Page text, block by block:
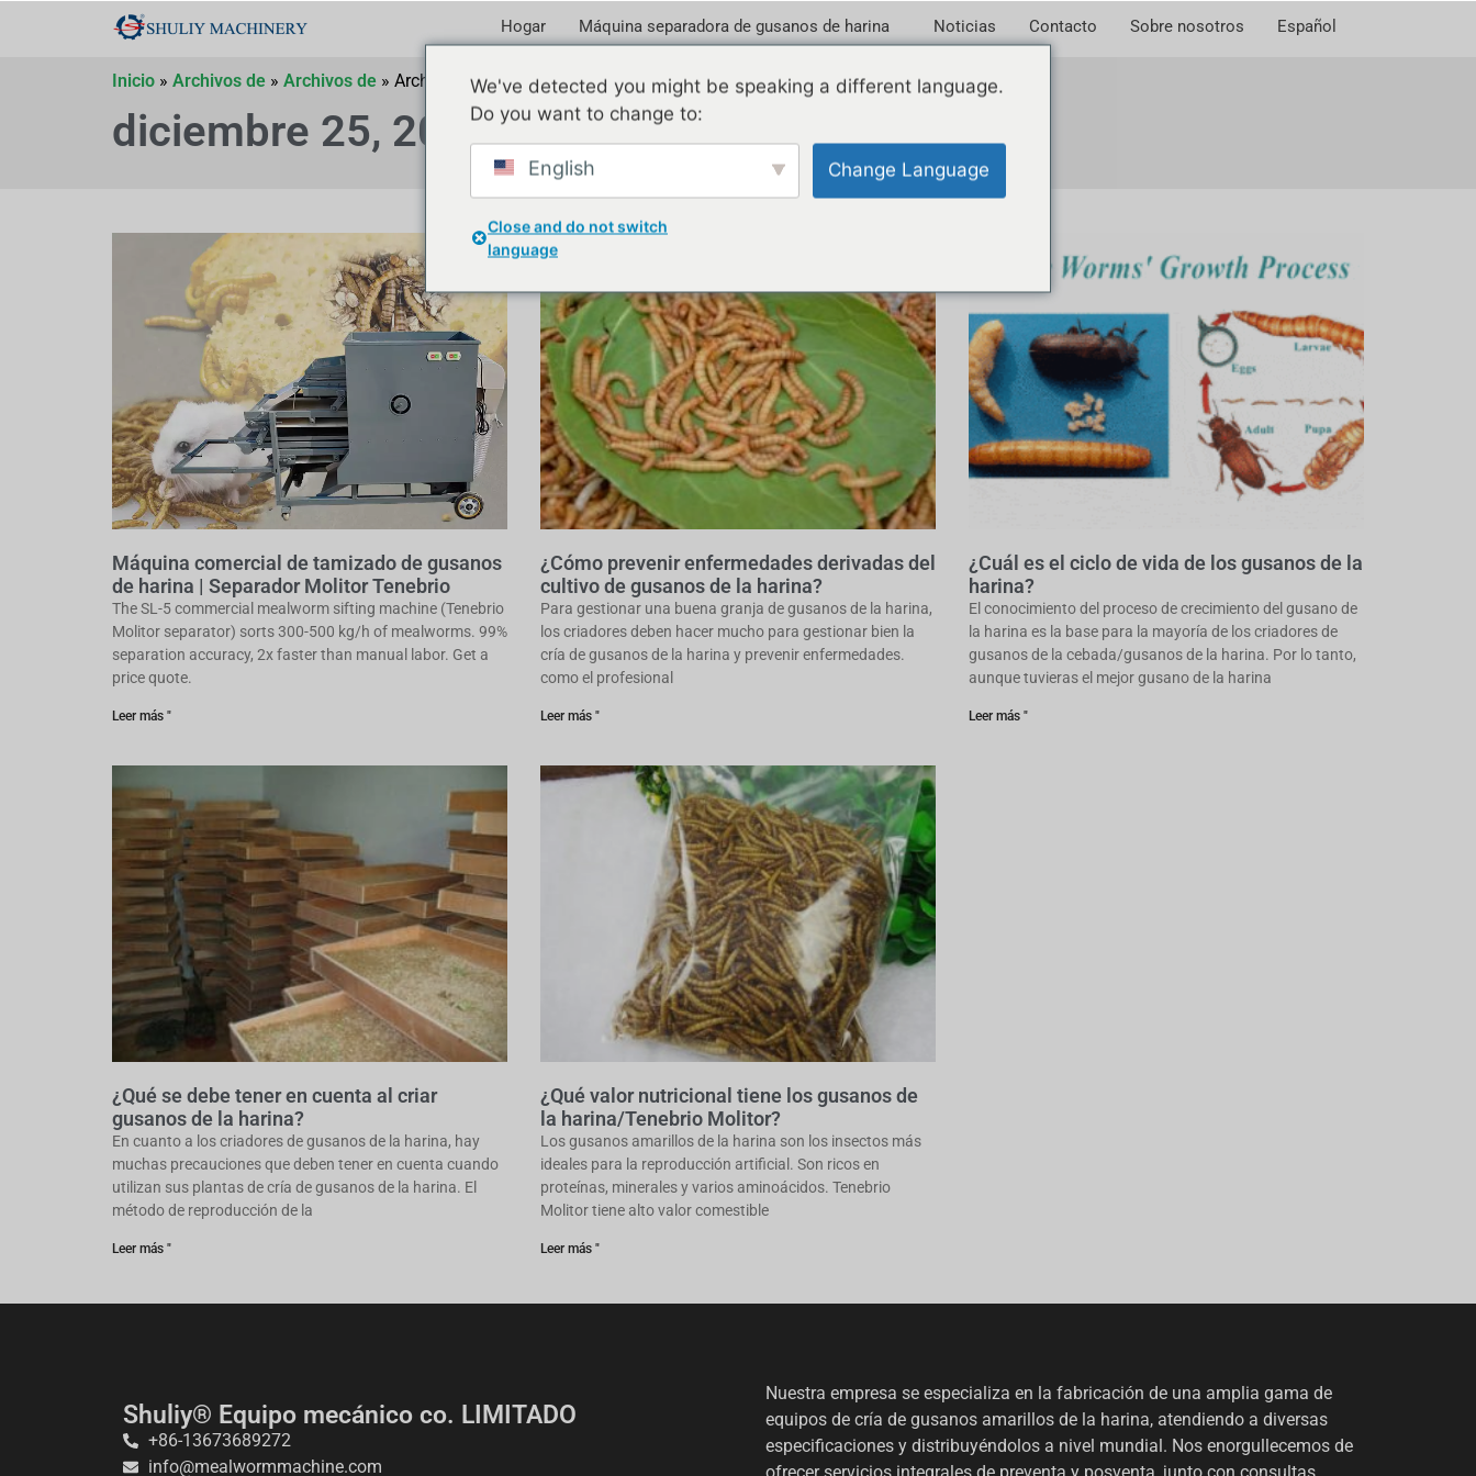
Hogar Máquina separadora de gusanos de harina Noticias Contacto Sobre nosotros Español
Inicio » Archivos de » Archivos de » Archivos de
diciembre 25, 2019
Máquina comercial de tamizado de gusanos
de harina | Separador Molitor Tenebrio
The SL-5 commercial mealworm sifting machine (Tenebrio
Molitor separator) sorts 300-500 kg/h of mealworms. 99%
separation accuracy, 2x faster than manual labor. Get a
price quote.
Leer más "
¿Cómo prevenir enfermedades derivadas del
cultivo de gusanos de la harina?
Para gestionar una buena granja de gusanos de la harina,
los criadores deben hacer mucho para gestionar bien la
cría de gusanos de la harina y prevenir enfermedades.
como el profesional
Leer más "
¿Cuál es el ciclo de vida de los gusanos de la
harina?
El conocimiento del proceso de crecimiento del gusano de
la harina es la base para la mayoría de los criadores de
gusanos de la cebada/gusanos de la harina. Por lo tanto,
aunque tuvieras el mejor gusano de la harina
Leer más "
¿Qué se debe tener en cuenta al criar
gusanos de la harina?
En cuanto a los criadores de gusanos de la harina, hay
muchas precauciones que deben tener en cuenta cuando
utilizan sus plantas de cría de gusanos de la harina. El
método de reproducción de la
Leer más "
¿Qué valor nutricional tiene los gusanos de
la harina/Tenebrio Molitor?
Los gusanos amarillos de la harina son los insectos más
ideales para la reproducción artificial. Son ricos en
proteínas, minerales y varios aminoácidos. Tenebrio
Molitor tiene alto valor comestible
Leer más "
Shuliy® Equipo mecánico co. LIMITADO
+86-13673689272
info@mealwormmachine.com
Nuestra empresa se especializa en la fabricación de una amplia gama de
equipos de cría de gusanos amarillos de la harina, atendiendo a diversas
especificaciones y distribuyéndolos a nivel mundial. Nos enorgullecemos de
We've detected you might be speaking a different language.
Do you want to change to:
English Change Language
Close and do not switch
language